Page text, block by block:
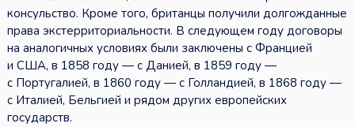
консульство. Кроме того, британцы получили долгожданные
права экстерриториальности. В следующем году договоры
на аналогичных условиях были заключены с Францией
и США, в 1858 году — с Данией, в 1859 году —
с Португалией, в 1860 году — с Голландией, в 1868 году —
с Италией, Бельгией и рядом других европейских
государств.